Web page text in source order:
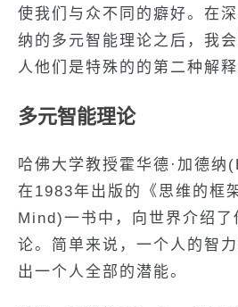
使我们与众不同的癖好。在
纳的多元智能理论之后，我
人他们是特殊的的第二种解释
多元智能理论
哈佛大学教授霍华德·加德
在1983年出版的《思维的框
Mind)一书中，向世界介绍了
论。简单来说，一个人的智
出一个人全部的潜能。